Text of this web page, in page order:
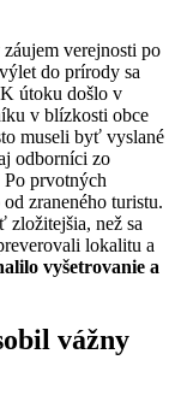
verejnosti po
do prírody sa
útoku došlo v
v blízkosti obce
museli byť vyslané
odborníci zo
Po prvotných
zraneného turistu.
zložitejšia, než sa
lokalitu a
vyšetrovanie a
vážny